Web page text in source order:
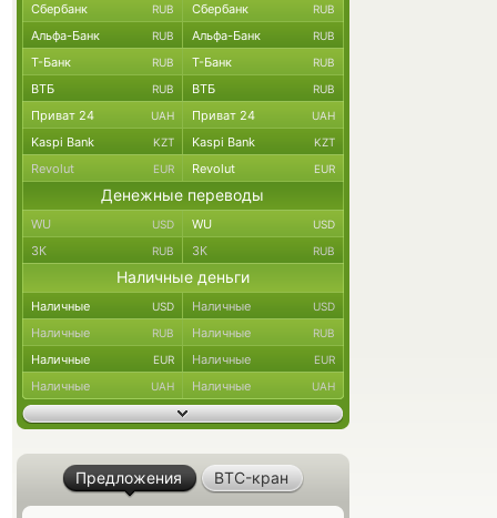
Сбербанк RUB Сбербанк RUB
Альфа-Банк RUB Альфа-Банк RUB
Т-Банк RUB Т-Банк RUB
ВТБ RUB ВТБ RUB
Приват 24 UAH Приват 24 UAH
Kaspi Bank KZT Kaspi Bank KZT
Revolut EUR Revolut EUR
Денежные переводы
WU USD WU USD
ЗК RUB ЗК RUB
Наличные деньги
Наличные USD Наличные USD
Наличные RUB Наличные RUB
Наличные EUR Наличные EUR
Наличные UAH Наличные UAH
Предложения BTC-кран